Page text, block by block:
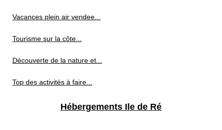
Vacances plein air vendee...
Tourisme sur la côte...
Découverte de la nature et...
Top des activités à faire...
Hébergements Ile de Ré